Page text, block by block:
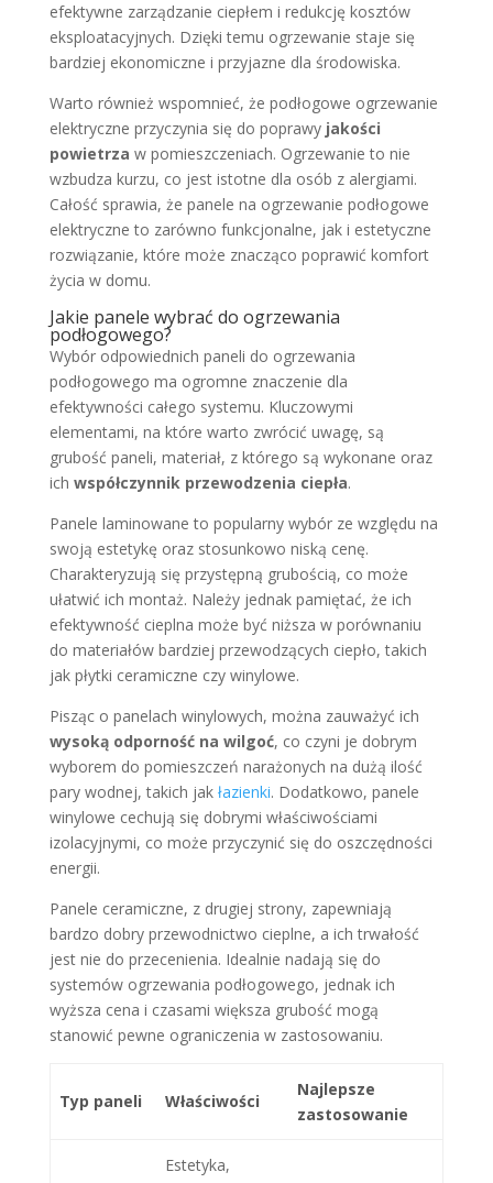
efektywne zarządzanie ciepłem i redukcję kosztów
eksploatacyjnych. Dzięki temu ogrzewanie staje się
bardziej ekonomiczne i przyjazne dla środowiska.
Warto również wspomnieć, że podłogowe ogrzewanie
elektryczne przyczynia się do poprawy jakości
powietrza w pomieszczeniach. Ogrzewanie to nie
wzbudza kurzu, co jest istotne dla osób z alergiami.
Całość sprawia, że panele na ogrzewanie podłogowe
elektryczne to zarówno funkcjonalne, jak i estetyczne
rozwiązanie, które może znacząco poprawić komfort
życia w domu.
Jakie panele wybrać do ogrzewania
podłogowego?
Wybór odpowiednich paneli do ogrzewania
podłogowego ma ogromne znaczenie dla
efektywności całego systemu. Kluczowymi
elementami, na które warto zwrócić uwagę, są
grubość paneli, materiał, z którego są wykonane oraz
ich współczynnik przewodzenia ciepła.
Panele laminowane to popularny wybór ze względu na
swoją estetykę oraz stosunkowo niską cenę.
Charakteryzują się przystępną grubością, co może
ułatwić ich montaż. Należy jednak pamiętać, że ich
efektywność cieplna może być niższa w porównaniu
do materiałów bardziej przewodzących ciepło, takich
jak płytki ceramiczne czy winylowe.
Pisząc o panelach winylowych, można zauważyć ich
wysoką odporność na wilgoć, co czyni je dobrym
wyborem do pomieszczeń narażonych na dużą ilość
pary wodnej, takich jak łazienki. Dodatkowo, panele
winylowe cechują się dobrymi właściwościami
izolacyjnymi, co może przyczynić się do oszczędności
energii.
Panele ceramiczne, z drugiej strony, zapewniają
bardzo dobry przewodnictwo cieplne, a ich trwałość
jest nie do przecenienia. Idealnie nadają się do
systemów ogrzewania podłogowego, jednak ich
wyższa cena i czasami większa grubość mogą
stanowić pewne ograniczenia w zastosowaniu.
Typ paneli Właściwości
Najlepsze
zastosowanie
Estetyka,